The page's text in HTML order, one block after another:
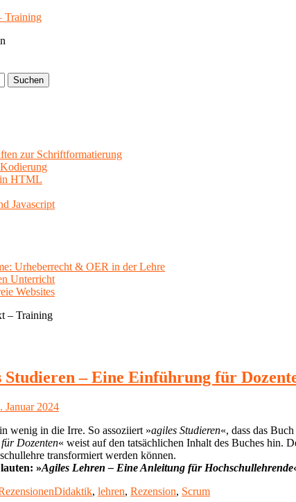
Training
zur Schriftformatierung
HTML
Javascript
Urheberrecht & OER in der Lehre
Unterricht
Websites
Studieren – Eine Einführung für
Januar 2024
wenig in die Irre. So assoziiert »agiles Studieren«, dass das
Dozenten« weist auf den tatsächlichen Inhalt des Buches hin.
transformiert werden können.
»Agiles Lehren – Eine Anleitung für Hochschullehrende
Schlagwörter
Didaktik, lehren, Rezension, Scrum